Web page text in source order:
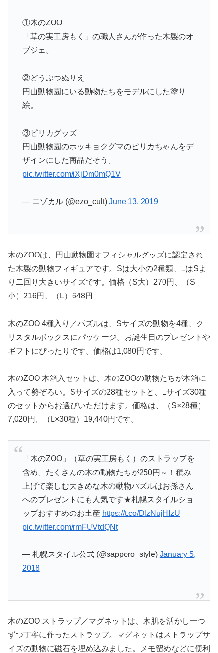
①木のZOO
「草の実工房もく」の職人さんが作った木製のオ
ブジェ。
②どうぶつぬりえ
円山動物園にいる動物たちをモデルにした塗り
絵。
③ピリカグッズ
円山動物園のホッキョクグマのピリカちゃんをデ
ザインにした商品だそう。
pic.twitter.com/iXjDm0mQ1V
— エゾカル (@ezo_cult) June 13, 2019
木のZOOは、円山動物園オフィシャルグッズに認定され
た木製の動物フィギュアです。Sは大小の2種類、LはSよ
り二回り大きいサイズです。価格（S大）270円、（S
小）216円、（L）648円
木のZOO 4種入り／パズルは、Sサイズの動物を4種、ク
リスタルボックスにパッケージ。お誕生日のプレゼントや
ギフトにぴったりです。価格は1,080円です。
木のZOO 木箱入セットは、木のZOOの動物たちが木箱に
入って勢ぞろい。Sサイズの28種セットと、Lサイズ30種
のセットからお選びいただけます。価格は、（S×28種）
7,020円、（L×30種）19,440円です。
「木のZOO」（草の実工房もく）のストラップを
含め、たくさんの木の動物たちが250円～！積み
上げて楽しむ大きめな木の動物パズルはお孫さん
へのプレゼントにも人気です★札幌スタイルショ
ップおすすめのお土産 https://t.co/DlzNujHIzU
pic.twitter.com/rmFUVtdQNt
— 札幌スタイル公式 (@sapporo_style) January 5,
2018
木のZOO ストラップ／マグネットは、木肌を活かし一つ
ずつ丁寧に作ったストラップ。マグネットはストラップサ
イズの動物に磁石を埋め込みました。メモ留めなどに便利